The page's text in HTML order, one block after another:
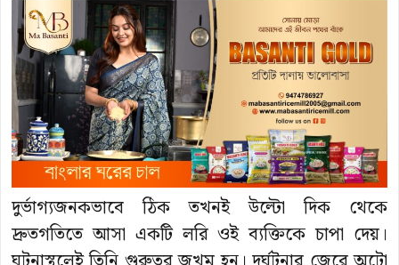
দুর্ভাগ্যজনকভাবে ঠিক তখনই উল্টো দিক থেকে
দ্রুতগতিতে আসা একটি লরি ওই ব্যক্তিকে চাপা দেয়।